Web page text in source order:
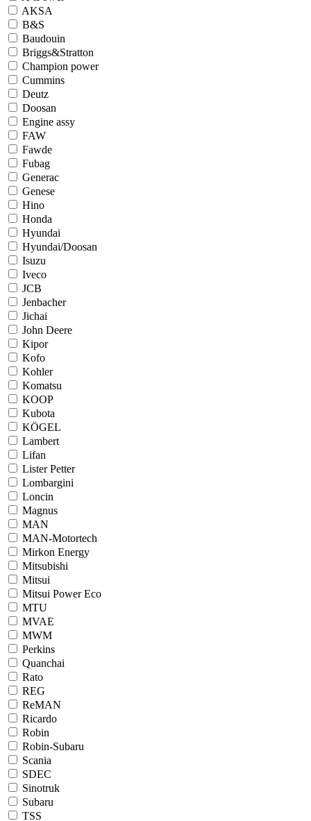
AKSA
B&S
Baudouin
Briggs&Stratton
Champion power
Cummins
Deutz
Doosan
Engine assy
FAW
Fawde
Fubag
Generac
Genese
Hino
Honda
Hyundai
Hyundai/Doosan
Isuzu
Iveco
JCB
Jenbacher
Jichai
John Deere
Kipor
Kofo
Kohler
Komatsu
KOOP
Kubota
KÖGEL
Lambert
Lifan
Lister Petter
Lombargini
Loncin
Magnus
MAN
MAN-Motortech
Mirkon Energy
Mitsubishi
Mitsui
Mitsui Power Eco
MTU
MVAE
MWM
Perkins
Quanchai
Rato
REG
ReMAN
Ricardo
Robin
Robin-Subaru
Scania
SDEC
Sinotruk
Subaru
TSS